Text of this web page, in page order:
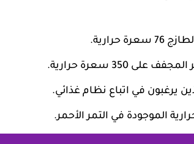
حرارية.
350 سعرة حرارية.
يرغبون في اتباع نظام غذائي.
الموجودة في التمر الأحمر.